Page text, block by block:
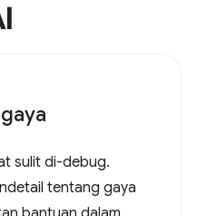
sulit di-debug.
tentang gaya